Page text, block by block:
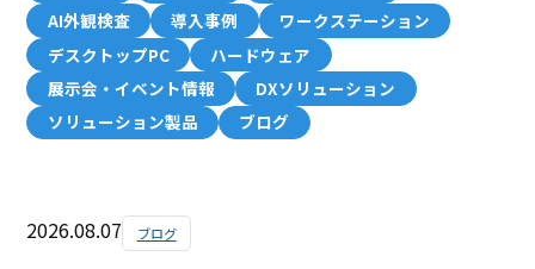
AI外観検査
導入事例
ワークステーション
デスクトップPC
ハードウェア
展示会・イベント情報
DXソリューション
ソリューション製品
ブログ
2026.08.07 ブログ